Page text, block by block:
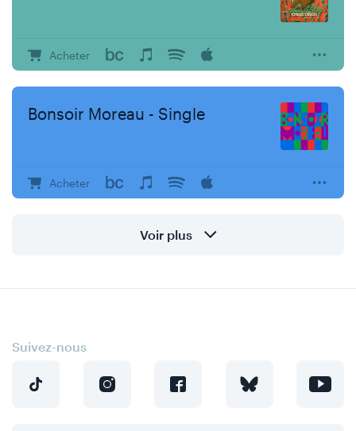
Acheter
Bonsoir Moreau - Single
Acheter
Voir plus
Suivez-nous